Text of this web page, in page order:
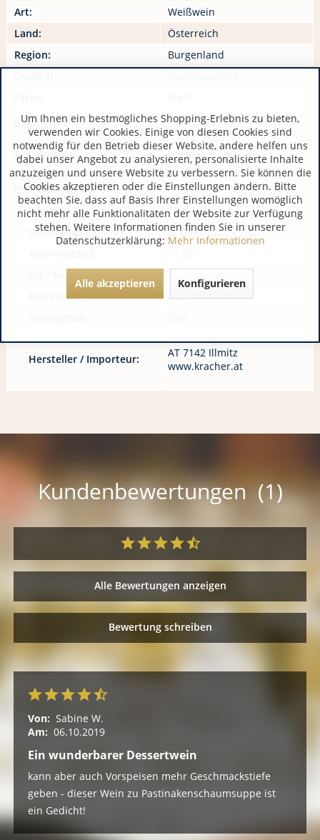
Art:
Weißwein
Land:
Österreich
Region:
Burgenland
Rebsorte:
Cuvée, Chardonnay,
Welschriesling
Geschmack:
edelsuess, edelsüß
Zusätzliche
Produktinformationen:
Jahrgang:
2021
Lagerfähigkeit:
Lagerfähig bis 2029
Restzucker:
0,00
Hersteller / Importeur:
WeinlaubenhofAlois Kracher
AT 7142 Illmitz
www.kracher.at
Kundenbewertungen (1)
Alle Bewertungen anzeigen
Bewertung schreiben
Von: Sabine W.
Am: 06.10.2019
Ein wunderbarer Dessertwein
kann aber auch Vorspeisen mehr Geschmackstiefe
geben - dieser Wein zu Pastinakenschaumsuppe ist
ein Gedicht!
Um Ihnen ein bestmögliches Shopping-Erlebnis zu bieten,
verwenden wir Cookies. Einige von diesen Cookies sind
notwendig für den Betrieb dieser Website, andere helfen uns
dabei unser Angebot zu analysieren, personalisierte Inhalte
anzuzeigen und unsere Website zu verbessern. Sie können die
Cookies akzeptieren oder die Einstellungen ändern. Bitte
beachten Sie, dass auf Basis Ihrer Einstellungen womöglich
nicht mehr alle Funktionalitäten der Website zur Verfügung
stehen. Weitere Informationen finden Sie in unserer
Datenschutzerklärung: Mehr Informationen
Alle akzeptieren Konfigurieren